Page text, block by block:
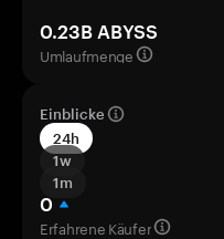
0.23B ABYSS
Umlaufmenge
Einblicke
24h
1w
1m
0
Erfahrene Käufer